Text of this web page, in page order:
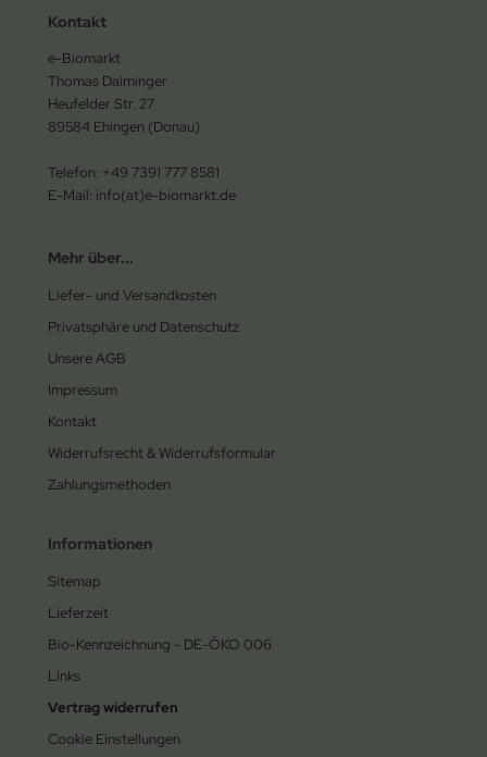
Kontakt
e-Biomarkt
Thomas Daiminger
Heufelder Str. 27
89584 Ehingen (Donau)
Telefon: +49 7391 777 8581
E-Mail: info(at)e-biomarkt.de
Mehr über...
Liefer- und Versandkosten
Privatsphäre und Datenschutz
Unsere AGB
Impressum
Kontakt
Widerrufsrecht & Widerrufsformular
Zahlungsmethoden
Informationen
Sitemap
Lieferzeit
Bio-Kennzeichnung - DE-ÖKO 006
Links
Vertrag widerrufen
Cookie Einstellungen